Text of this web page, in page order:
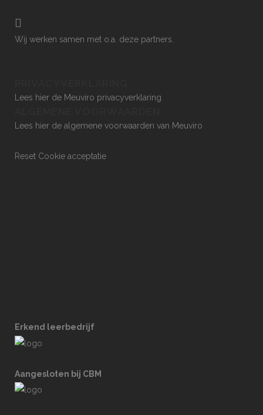
Wij werken samen met o.a. deze partners.
Lees hier de Meuviro privacyverklaring
Lees hier de algemene voorwaarden van Meuviro
Reset Cookie acceptatie
Erkend leerbedrijf
Aangesloten bij CBM